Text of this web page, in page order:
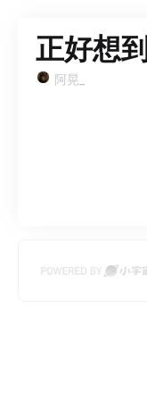
正好想到
阿晃_